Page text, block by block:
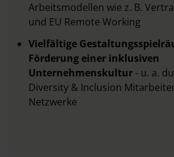
Arbeitsmodellen wie z. B.
und EU Remote Working
Vielfältige
Förderung einer inklusiven
Unternehmenskultur - u. a.
Diversity & Inclusion
Netzwerke